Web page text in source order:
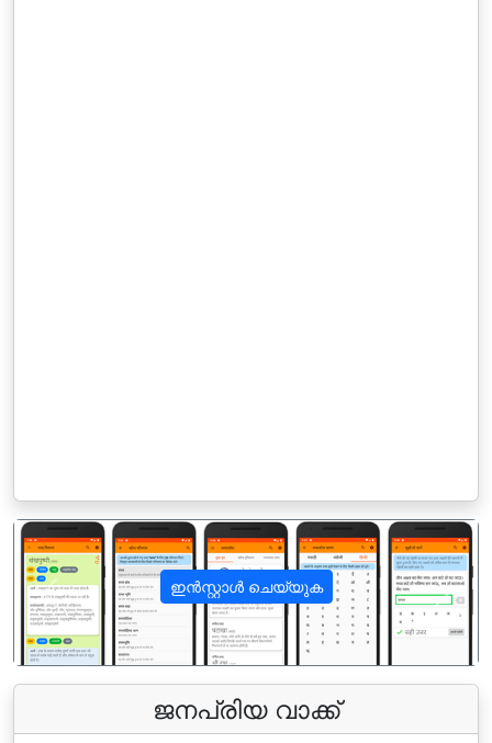
ഇൻസ്റ്റാൾ ചെയ്യുക
पिछला अगला
ജനപ്രിയ വാക്ക്